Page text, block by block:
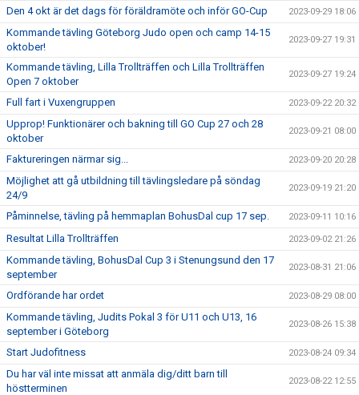
Den 4 okt är det dags för föräldramöte och inför GO-Cup 2023-09-29 18:06
Kommande tävling Göteborg Judo open och camp 14-15
oktober!
2023-09-27 19:31
Kommande tävling, Lilla Trollträffen och Lilla Trollträffen
Open 7 oktober
2023-09-27 19:24
Full fart i Vuxengruppen 2023-09-22 20:32
Upprop! Funktionärer och bakning till GO Cup 27 och 28
oktober
2023-09-21 08:00
Faktureringen närmar sig... 2023-09-20 20:28
Möjlighet att gå utbildning till tävlingsledare på söndag
24/9
2023-09-19 21:20
Påminnelse, tävling på hemmaplan BohusDal cup 17 sep. 2023-09-11 10:16
Resultat Lilla Trollträffen 2023-09-02 21:26
Kommande tävling, BohusDal Cup 3 i Stenungsund den 17
september
2023-08-31 21:06
Ordförande har ordet 2023-08-29 08:00
Kommande tävling, Judits Pokal 3 för U11 och U13, 16
september i Göteborg
2023-08-26 15:38
Start Judofitness 2023-08-24 09:34
Du har väl inte missat att anmäla dig/ditt barn till
höstterminen
2023-08-22 12:55